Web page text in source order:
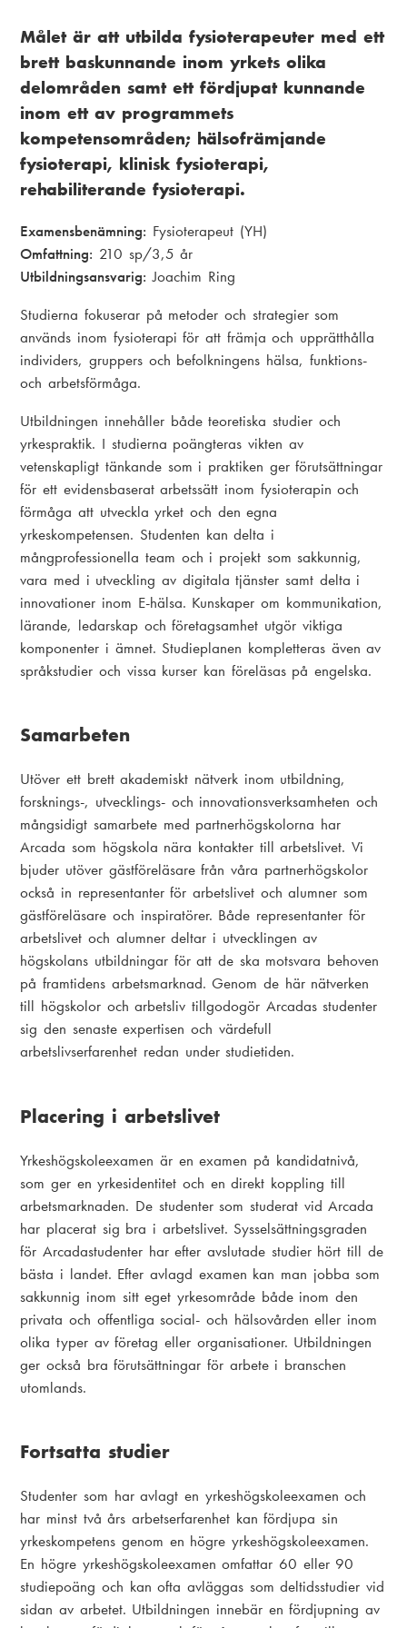
a
m
e
n
u
k
s
t
i
g
v
u
d
m
e
n
y
Målet är att utbilda fysioterapeuter med ett
brett baskunnande inom yrkets olika
delområden samt ett fördjupat kunnande
inom ett av programmets
kompetensområden; hälsofrämjande
fysioterapi, klinisk fysioterapi,
rehabiliterande fysioterapi.
Examensbenämning: Fysioterapeut (YH)
Omfattning: 210 sp/3,5 år
Utbildningsansvarig: Joachim Ring
Studierna fokuserar på metoder och strategier som
används inom fysioterapi för att främja och upprätthålla
individers, gruppers och befolkningens hälsa, funktions-
och arbetsförmåga.
Utbildningen innehåller både teoretiska studier och
yrkespraktik. I studierna poängteras vikten av
vetenskapligt tänkande som i praktiken ger förutsättningar
för ett evidensbaserat arbetssätt inom fysioterapin och
förmåga att utveckla yrket och den egna
yrkeskompetensen. Studenten kan delta i
mångprofessionella team och i projekt som sakkunnig,
vara med i utveckling av digitala tjänster samt delta i
innovationer inom E-hälsa. Kunskaper om kommunikation,
lärande, ledarskap och företagsamhet utgör viktiga
komponenter i ämnet. Studieplanen kompletteras även av
språkstudier och vissa kurser kan föreläsas på engelska.
Samarbeten
Utöver ett brett akademiskt nätverk inom utbildning,
forsknings-, utvecklings- och innovationsverksamheten och
mångsidigt samarbete med partnerhögskolorna har
Arcada som högskola nära kontakter till arbetslivet. Vi
bjuder utöver gästföreläsare från våra partnerhögskolor
också in representanter för arbetslivet och alumner som
gästföreläsare och inspiratörer. Både representanter för
arbetslivet och alumner deltar i utvecklingen av
högskolans utbildningar för att de ska motsvara behoven
på framtidens arbetsmarknad. Genom de här nätverken
till högskolor och arbetsliv tillgodogör Arcadas studenter
sig den senaste expertisen och värdefull
arbetslivserfarenhet redan under studietiden.
Placering i arbetslivet
Yrkeshögskoleexamen är en examen på kandidatnivå,
som ger en yrkesidentitet och en direkt koppling till
arbetsmarknaden. De studenter som studerat vid Arcada
har placerat sig bra i arbetslivet. Sysselsättningsgraden
för Arcadastudenter har efter avslutade studier hört till de
bästa i landet. Efter avlagd examen kan man jobba som
sakkunnig inom sitt eget yrkesområde både inom den
privata och offentliga social- och hälsovården eller inom
olika typer av företag eller organisationer. Utbildningen
ger också bra förutsättningar för arbete i branschen
utomlands.
Fortsatta studier
Studenter som har avlagt en yrkeshögskoleexamen och
har minst två års arbetserfarenhet kan fördjupa sin
yrkeskompetens genom en högre yrkeshögskoleexamen.
En högre yrkeshögskoleexamen omfattar 60 eller 90
studiepoäng och kan ofta avläggas som deltidsstudier vid
sidan av arbetet. Utbildningen innebär en fördjupning av